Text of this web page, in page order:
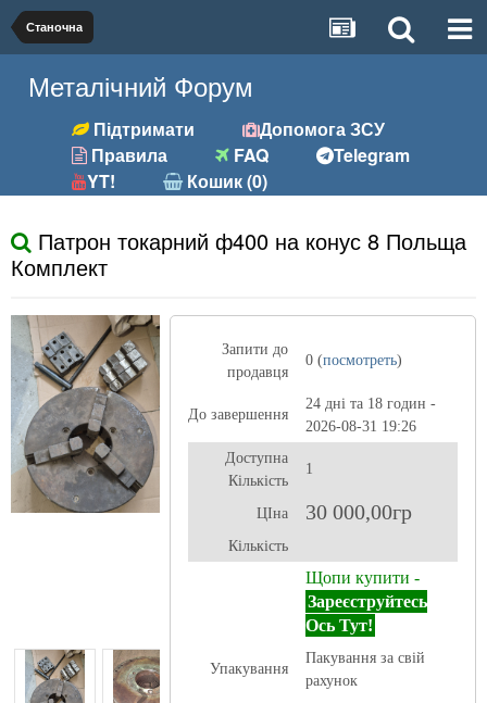
Станочна
Металічний Форум
Підтримати
Допомога ЗСУ
Правила
FAQ
Telegram
YT!
Кошик (0)
Патрон токарний ф400 на конус 8 Польща
Комплект
Запити до
продавця
0 (посмотреть)
До завершення
24 дні та 18 годин -
2026-08-31 19:26
Доступна
Кількість
1
ЦІна 30 000,00гр
Кількість
Щопи купити -
Зареєструйтесь
Ось Тут!
Упакування
Пакування за свій
рахунок